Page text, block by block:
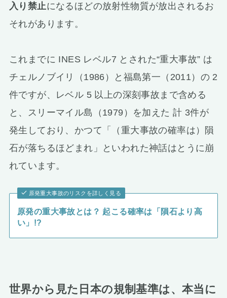
入り禁止になるほどの放射性物質が放出されるお
それがあります。
これまでに INES レベル7 とされた“重大事故” は
チェルノブイリ（1986）と福島第一（2011）の 2
件ですが、レベル 5 以上の深刻事故まで含める
と、スリーマイル島（1979）を加えた 計 3件が
発生しており、かつて「（重大事故の確率は）隕
石が落ちるほどまれ」といわれた神話はとうに崩
れています。
原発重大事故のリスクを詳しく見る
原発の重大事故とは？ 起こる確率は「隕石より高
い」!?
世界から見た日本の規制基準は、本当に